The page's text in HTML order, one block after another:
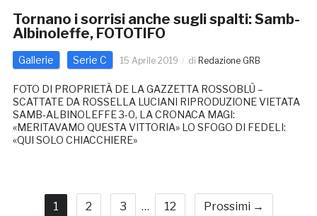
Tornano i sorrisi anche sugli spalti: Samb-
Albinoleffe, FOTOTIFO
Gallerie Serie C 15 Aprile 2019 di Redazione GRB
FOTO DI PROPRIETÀ DE LA GAZZETTA ROSSOBLÙ –
SCATTATE DA ROSSELLA LUCIANI RIPRODUZIONE VIETATA
SAMB-ALBINOLEFFE 3-0, LA CRONACA MAGI:
«MERITAVAMO QUESTA VITTORIA» LO SFOGO DI FEDELI:
«QUI SOLO CHIACCHIERE»
1 2 3 … 12 Prossimi →